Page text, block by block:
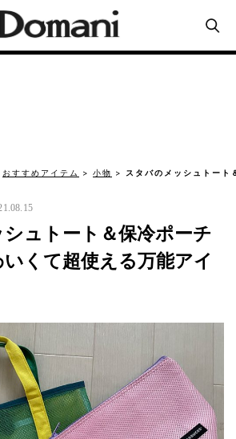
おすすめアイテム 小物 スタバのメッシュトー
ュトート＆保冷ポーチ
くて超使える万能アイ